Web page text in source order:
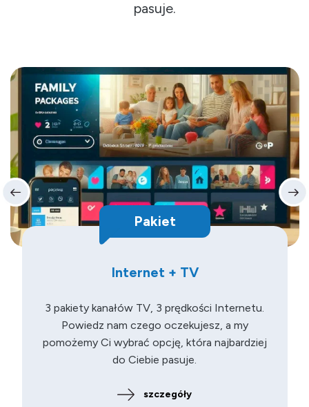
pasuje.
Pakiet
Internet + TV
3 pakiety kanałów TV, 3 prędkości Internetu.
Powiedz nam czego oczekujesz, a my
pomożemy Ci wybrać opcję, która najbardziej
do Ciebie pasuje.
szczegóły